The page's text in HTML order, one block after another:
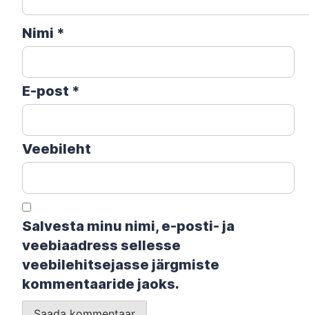
Nimi *
E-post *
Veebileht
Salvesta minu nimi, e-posti- ja
veebiaadress sellesse
veebilehitsejasse järgmiste
kommentaaride jaoks.